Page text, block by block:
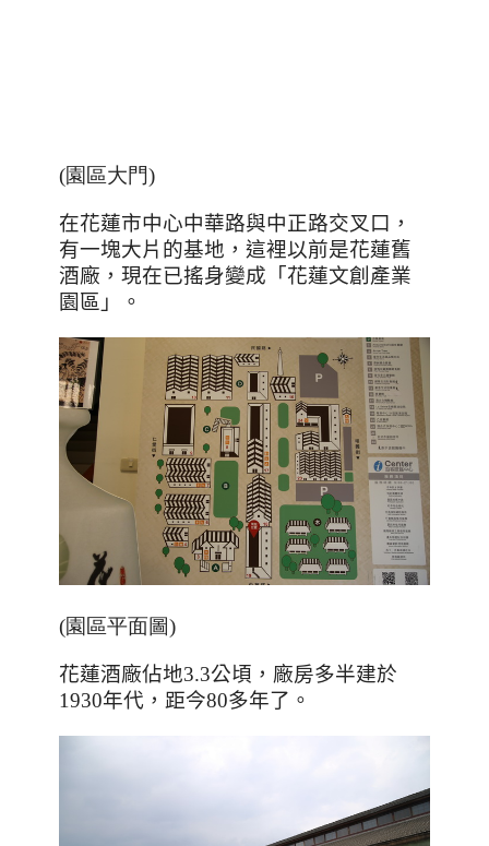
(園區大門)
在花蓮市中心中華路與中正路交叉口，
有一塊大片的基地，這裡以前是花蓮舊
酒廠，現在已搖身變成「花蓮文創產業
園區」。
(園區平面圖)
花蓮酒廠佔地3.3公頃，廠房多半建於
1930年代，距今80多年了。